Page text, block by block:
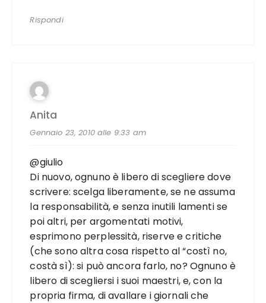
Rispondi
Anita
Gennaio 23, 2010 alle 9:33 am
@giulio
Di nuovo, ognuno è libero di scegliere dove
scrivere: scelga liberamente, se ne assuma
la responsabilità, e senza inutili lamenti se
poi altri, per argomentati motivi,
esprimono perplessità, riserve e critiche
(che sono altra cosa rispetto al “costì no,
costà sì): si può ancora farlo, no? Ognuno è
libero di scegliersi i suoi maestri, e, con la
propria firma, di avallare i giornali che